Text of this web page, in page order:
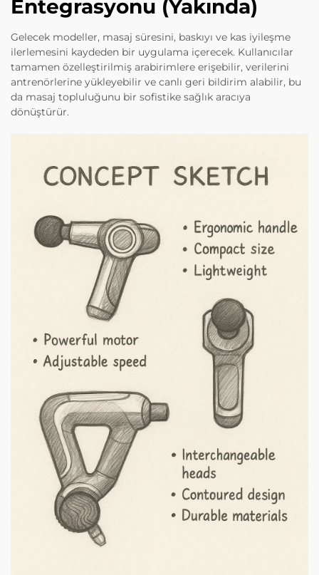
Entegrasyonu (Yakında)
Gelecek modeller, masaj süresini, baskıyı ve kas iyileşme
ilerlemesini kaydeden bir uygulama içerecek. Kullanıcılar
tamamen özelleştirilmiş arabirimlere erişebilir, verilerini
antrenörlerine yükleyebilir ve canlı geri bildirim alabilir, bu
da masaj topluluğunu bir sofistike sağlık aracıya
dönüştürür.